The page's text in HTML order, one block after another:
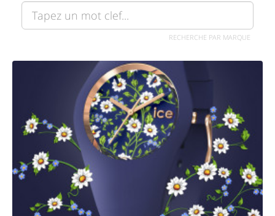
RECHERCHE PAR MARQUE